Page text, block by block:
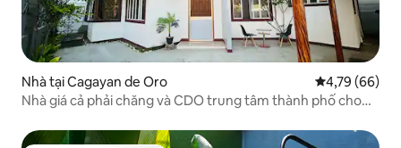
Nhà tại Cagayan de Oro Xếp hạng
4,79 (66)
Nhà giá cả phải chăng và CDO trung tâm thành phố cho